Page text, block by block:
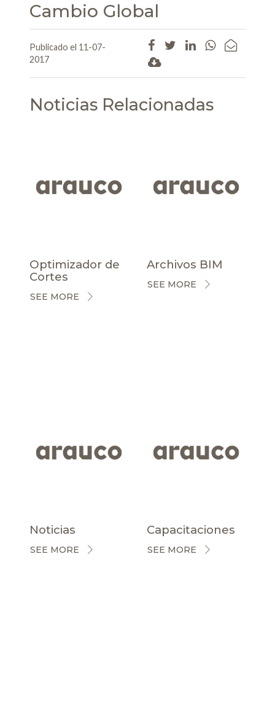
Cambio Global
Publicado el 11-07-
2017
Noticias Relacionadas
Optimizador de
Cortes
SEE MORE
Archivos BIM
SEE MORE
Noticias
SEE MORE
Capacitaciones
SEE MORE